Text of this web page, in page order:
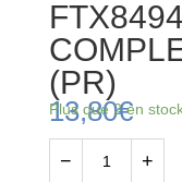
(PR)
13,80€
Plus que 2 en
quantité
− +